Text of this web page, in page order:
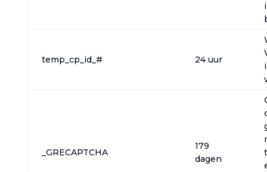
temp_cp_id_# 24 uur
_GRECAPTCHA
179
dagen